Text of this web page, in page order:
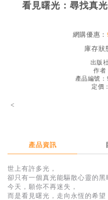
社會／倫理
得獎作品推介
暢銷榜
中文二手書
看見曙光：尋找真
網購優惠：
庫存狀
出版
作者
產品編號：
定價
<
產品資訊
世上有許多光，
卻只有一個真光能驅散心靈的黑
今天，願你不再迷失，
而是看見曙光，走向永恆的希望